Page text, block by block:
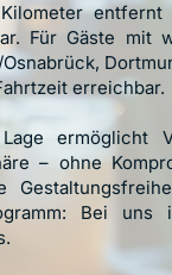
Für Gäste mit
erreichbar.
ermöglicht
– ohne
Bei